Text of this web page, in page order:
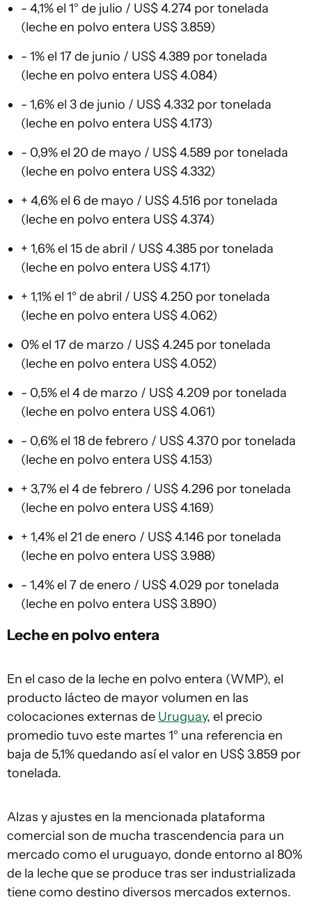
- 4,1% el 1° de julio / US$ 4.274 por tonelada
(leche en polvo entera US$ 3.859)
- 1% el 17 de junio / US$ 4.389 por tonelada
(leche en polvo entera US$ 4.084)
- 1,6% el 3 de junio / US$ 4.332 por tonelada
(leche en polvo entera US$ 4.173)
- 0,9% el 20 de mayo / US$ 4.589 por tonelada
(leche en polvo entera US$ 4.332)
+ 4,6% el 6 de mayo / US$ 4.516 por tonelada
(leche en polvo entera US$ 4.374)
+ 1,6% el 15 de abril / US$ 4.385 por tonelada
(leche en polvo entera US$ 4.171)
+ 1,1% el 1° de abril / US$ 4.250 por tonelada
(leche en polvo entera US$ 4.062)
0% el 17 de marzo / US$ 4.245 por tonelada
(leche en polvo entera US$ 4.052)
- 0,5% el 4 de marzo / US$ 4.209 por tonelada
(leche en polvo entera US$ 4.061)
- 0,6% el 18 de febrero / US$ 4.370 por tonelada
(leche en polvo entera US$ 4.153)
+ 3,7% el 4 de febrero / US$ 4.296 por tonelada
(leche en polvo entera US$ 4.169)
+ 1,4% el 21 de enero / US$ 4.146 por tonelada
(leche en polvo entera US$ 3.988)
- 1,4% el 7 de enero / US$ 4.029 por tonelada
(leche en polvo entera US$ 3.890)
Leche en polvo entera
En el caso de la leche en polvo entera (WMP), el
producto lácteo de mayor volumen en las
colocaciones externas de Uruguay, el precio
promedio tuvo este martes 1° una referencia en
baja de 5,1% quedando así el valor en US$ 3.859 por
tonelada.
Alzas y ajustes en la mencionada plataforma
comercial son de mucha trascendencia para un
mercado como el uruguayo, donde entorno al 80%
de la leche que se produce tras ser industrializada
tiene como destino diversos mercados externos.